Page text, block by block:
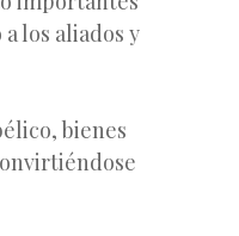
los aliados y
bienes